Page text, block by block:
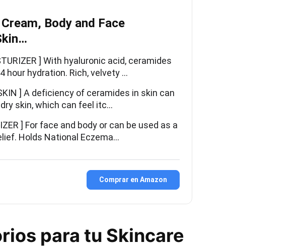
Body and Face
] With hyaluronic acid, ceramides
hour hydration. Rich, velvety …
SKIN ] A deficiency of ceramides in skin can
skin, which can feel itc…
] For face and body or can be used as a
Holds National Eczema…
Comprar en Amazon
para tu Skincare